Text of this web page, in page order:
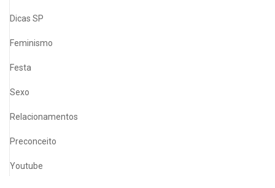
Dicas SP
Feminismo
Festa
Sexo
Relacionamentos
Preconceito
Youtube